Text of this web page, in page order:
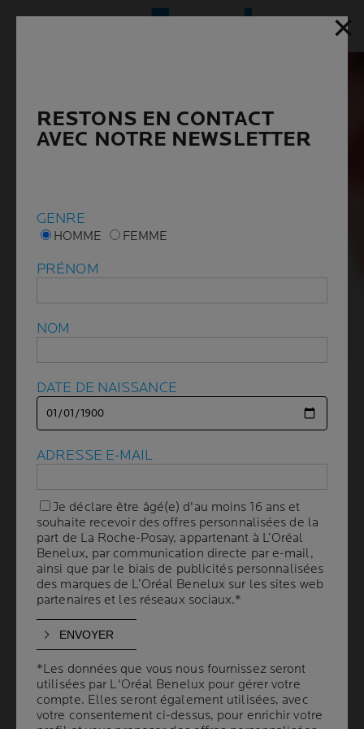
LE MAQUILLAGE
CORRECTEUR
2 min. de lecture| By La Roche-Posay| 03 avril 2024
Certains défauts cutanés sont vécus par les femmes
comme un véritable handicap esthétique. Pour masquer
ces imperfections, les dermatologues leur proposent
aujourd'hui une solution : le maquillage correcteur du
teint.
LES SYMPTÔMES
✕
RESTONS EN CONTACT
AVEC NOTRE NEWSLETTER
GENRE
HOMME FEMME
PRÉNOM
NOM
DATE DE NAISSANCE
ADRESSE E-MAIL
Je déclare être âgé(e) d'au moins 16 ans et
souhaite recevoir des offres personnalisées de la
part de La Roche-Posay, appartenant à L’Oréal
Benelux, par communication directe par e-mail,
ainsi que par le biais de publicités personnalisées
des marques de L’Oréal Benelux sur les sites web
partenaires et les réseaux sociaux.*
*Les données que vous nous fournissez seront
utilisées par L'Oréal Benelux pour gérer votre
compte. Elles seront également utilisées, avec
votre consentement ci-dessus, pour enrichir votre
✕
RESTONS EN CONTACT
AVEC NOTRE NEWSLETTER
GENRE
HOMME FEMME
PRÉNOM
NOM
DATE DE NAISSANCE
ADRESSE E-MAIL
Je déclare être âgé(e) d'au moins 16 ans et
souhaite recevoir des offres personnalisées de la
part de La Roche-Posay, appartenant à L’Oréal
Benelux, par communication directe par e-mail,
ainsi que par le biais de publicités personnalisées
des marques de L’Oréal Benelux sur les sites web
partenaires et les réseaux sociaux.*
*Les données que vous nous fournissez seront
utilisées par L'Oréal Benelux pour gérer votre
compte. Elles seront également utilisées, avec
votre consentement ci-dessus, pour enrichir votre